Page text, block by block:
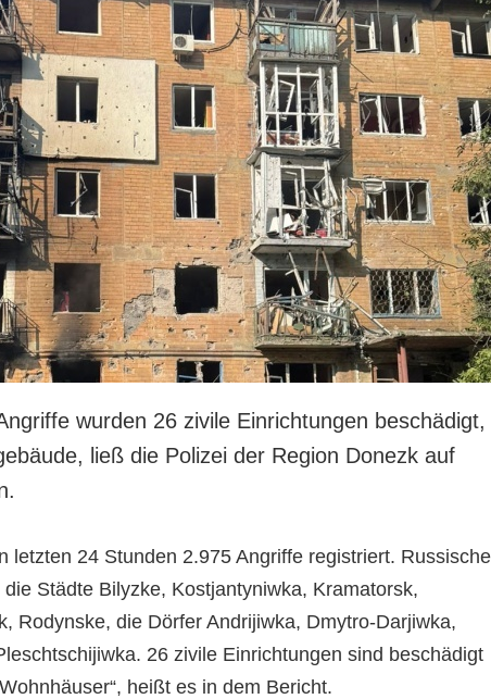
wurden 26 zivile Einrichtungen beschädigt,
ließ die Polizei der Region Donezk auf
letzten 24 Stunden 2.975 Angriffe registriert. Russische
Städte Bilyzke, Kostjantyniwka, Kramatorsk,
Rodynske, die Dörfer Andrijiwka, Dmytro-Darjiwka,
26 zivile Einrichtungen sind beschädigt
heißt es in dem Bericht.